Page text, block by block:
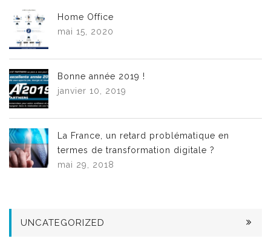
Home Office
mai 15, 2020
Bonne année 2019 !
janvier 10, 2019
La France, un retard problématique en
termes de transformation digitale ?
mai 29, 2018
UNCATEGORIZED